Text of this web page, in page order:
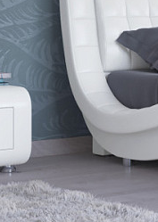
Свет
Стеллажи и полки
Товары для дома
Бренды